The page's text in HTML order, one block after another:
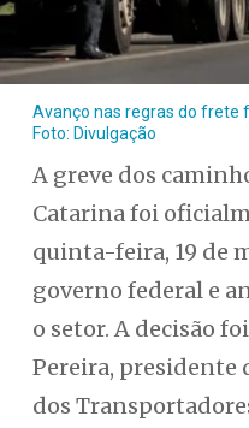
Avanço nas regras do frete
Foto: Divulgação
A greve dos
Catarina foi
quinta-feira, 19 de
governo federal e
o setor. A decisão
Pereira, presidente
dos